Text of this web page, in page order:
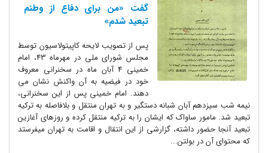
گفت «من برای دفاع از وطنم
تبعید شدم»
پس از تصویب لایحه کاپیتولاسیون توسط
مجلس شورای ملی در مهرماه 43، امام
خمینی 4 آبان ماه در سخنرانی معروف
خود در فیضیه به آن واکنش نشان می
دهند. امام خمینی پس از این سخنرانی،
نیمه شب سیزدهم آبان شبانه دستگیر و به تهران منتقل و بلافاصله به ترکیه
تبعید شد. مامور ساواک که ایشان را به ترکیه منتقل کرده و روزهای آغازین
تبعید آنجا حضور داشته، گزارشی از این انتقال و اقامت به تهران میفرستد
که محتوای آن در بولتن...